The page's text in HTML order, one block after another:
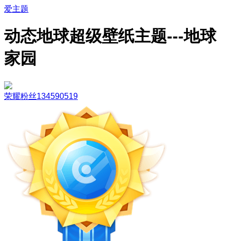
爱主题
动态地球超级壁纸主题---地球
家园
荣耀粉丝134590519